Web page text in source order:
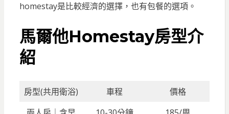
homestay是比較經濟的選擇，也有包餐的選項。
馬爾他Homestay房型介
紹
房型(共用衛浴) 車程
價格